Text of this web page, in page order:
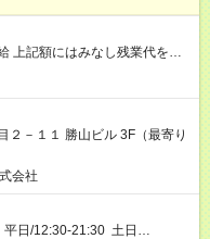
上記額にはみなし残業代を含
します。 みなし残業代 30,000
●年俸制給与 年収360万円～
さ：1ヶ月 ※ 雇用形態と給与
ます。 雇用形態：インターン
途中での入社の場合、その月
務
２－１１ 勝山ビル 3F（最寄り
会社
日/12:30-21:30 土日